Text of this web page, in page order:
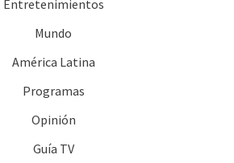
Entretenimientos
Mundo
América Latina
Programas
Opinión
Guía TV